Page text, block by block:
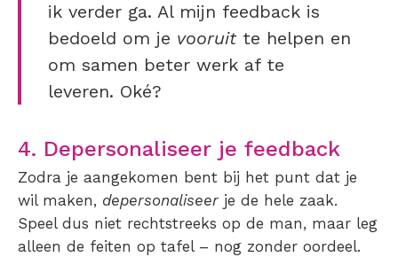
ik verder ga. Al mijn feedback is
bedoeld om je vooruit te helpen en
om samen beter werk af te
leveren. Oké?
4. Depersonaliseer je feedback
Zodra je aangekomen bent bij het punt dat je
wil maken, depersonaliseer je de hele zaak.
Speel dus niet rechtstreeks op de man, maar leg
alleen de feiten op tafel – nog zonder oordeel.